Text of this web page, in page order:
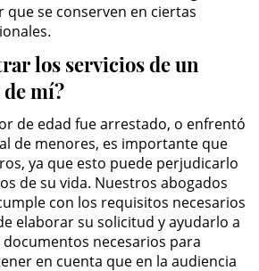
of Drug Paraphernalia
of Marijuana for Sale
of Methamphetamine
Diversion for Drug Crimes
for Sale of a
que se conserven en ciertas
los servicios de un
de mí?
de edad fue arrestado, o enfrentó
de menores, es importante que
ya que esto puede perjudicarlo
de su vida. Nuestros abogados
con los requisitos necesarios
elaborar su solicitud y ayudarlo a
necesarios para
en cuenta que en la audiencia